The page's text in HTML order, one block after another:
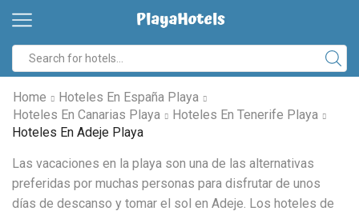
Home
Hoteles En España Playa
Hoteles En Canarias Playa
Hoteles En Tenerife Playa
Hoteles En Adeje Playa
Las vacaciones en la playa son una de las alternativas
preferidas por muchas personas para disfrutar de unos
días de descanso y tomar el sol en Adeje. Los hoteles de